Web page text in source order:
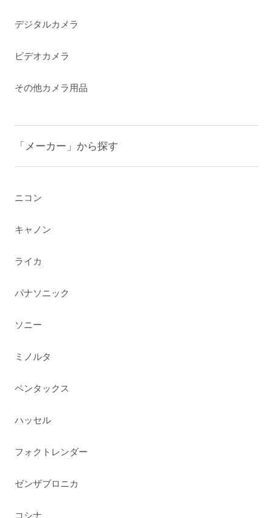
デジタルカメラ
ビデオカメラ
その他カメラ用品
「メーカー」から探す
ニコン
キャノン
ライカ
パナソニック
ソニー
ミノルタ
ペンタックス
ハッセル
フォクトレンダー
ゼンザブロニカ
コシナ